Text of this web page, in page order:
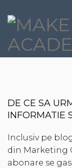
DE CE SA
INFORMATIE
Inclusiv pe
din Marketing
abonare se